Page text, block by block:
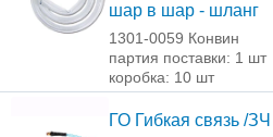
шар в шар - шланг
1301-0059 Конвин
партия поставки: 1 шт
коробка: 10 шт
ГО Гибкая связь /ЗЧ